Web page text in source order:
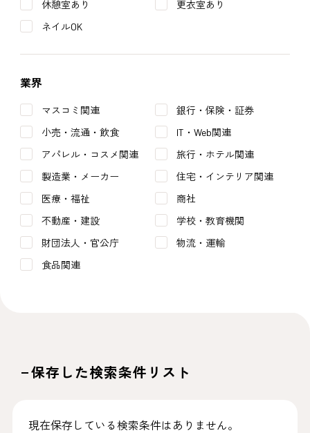
休憩室あり
更衣室あり
ネイルOK
業界
マスコミ関連
銀行・保険・証券
小売・流通・飲食
IT・Web関連
アパレル・コスメ関連
旅行・ホテル関連
製造業・メーカー
住宅・インテリア関連
医療・福祉
商社
不動産・建設
学校・教育機関
財団法人・官公庁
物流・運輸
食品関連
保存した検索条件リスト
現在保存している検索条件はありません。